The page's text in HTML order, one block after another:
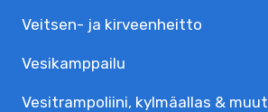
Veitsen- ja kirveenheitto
Vesikamppailu
Vesitrampoliini, kylmäallas & muut